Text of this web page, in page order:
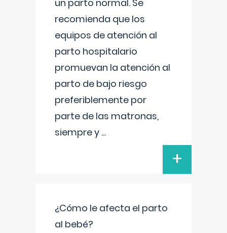
un parto normal. Se
recomienda que los
equipos de atención al
parto hospitalario
promuevan la atención al
parto de bajo riesgo
preferiblemente por
parte de las matronas,
siempre y ...
+
¿Cómo le afecta el parto
al bebé?